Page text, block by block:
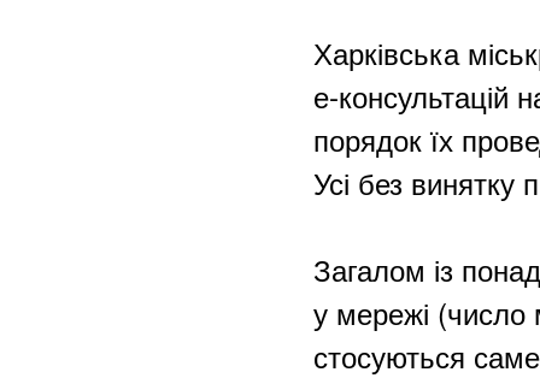
Харківська
е-консультацій
порядок їх
Усі без винятку
Загалом із
у мережі (число
стосуються